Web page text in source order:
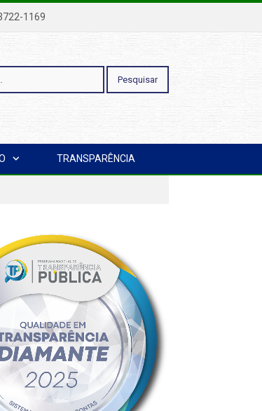
1169
TRANSPARÊNCIA